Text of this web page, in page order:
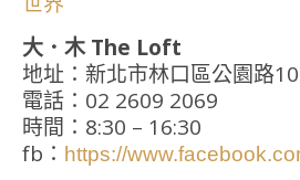
大．木 The Loft
地址：新北市林口區公園路
電話：02 2609 2069
時間：8:30 – 16:30
fb： https://